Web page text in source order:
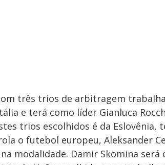
três trios de arbitragem
e terá como líder Gianluca
trios escolhidos é da Eslovênia,
o futebol europeu, Aleksander
modalidade. Damir Skomina